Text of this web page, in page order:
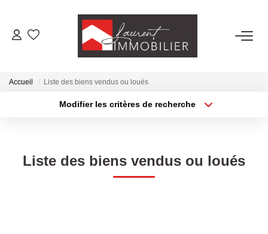
ACHETER
FAIRE GÉRER
Accueil Liste des biens vendus ou loués
Modifier les critères de recherche
Liste des biens vendus ou loués